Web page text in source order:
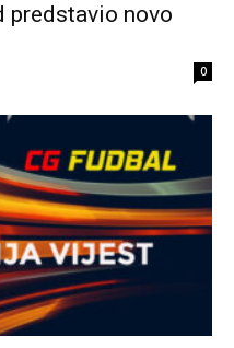
predstavio novo
0